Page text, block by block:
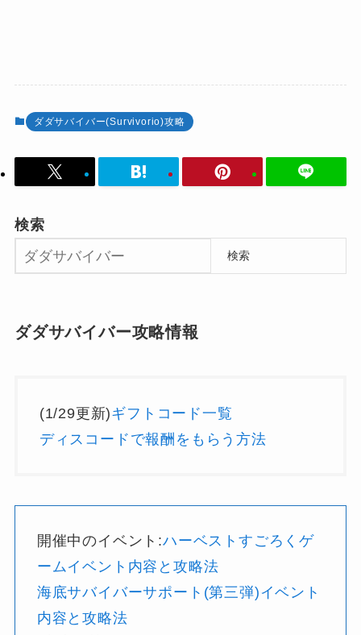
ダダサバイバー(Survivorio)攻略
検索
検索
ダダサバイバー攻略情報
(1/29更新)ギフトコード一覧
ディスコードで報酬をもらう方法
開催中のイベント:ハーベストすごろくゲ
ームイベント内容と攻略法
海底サバイバーサポート(第三弾)イベント
内容と攻略法